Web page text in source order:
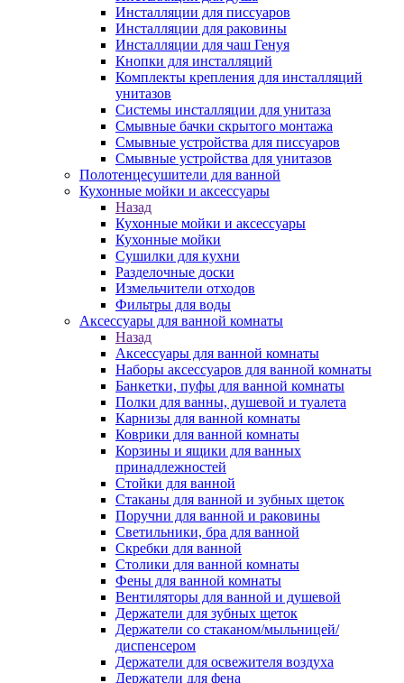
Инсталляции для писсуаров
Инсталляции для раковины
Инсталляции для чаш Генуя
Кнопки для инсталляций
Комплекты крепления для инсталляций
унитазов
Системы инсталляции для унитаза
Смывные бачки скрытого монтажа
Смывные устройства для писсуаров
Смывные устройства для унитазов
Полотенцесушители для ванной
Кухонные мойки и аксессуары
Назад
Кухонные мойки и аксессуары
Кухонные мойки
Сушилки для кухни
Разделочные доски
Измельчители отходов
Фильтры для воды
Аксессуары для ванной комнаты
Назад
Аксессуары для ванной комнаты
Наборы аксессуаров для ванной комнаты
Банкетки, пуфы для ванной комнаты
Полки для ванны, душевой и туалета
Карнизы для ванной комнаты
Коврики для ванной комнаты
Корзины и ящики для ванных
принадлежностей
Стойки для ванной
Стаканы для ванной и зубных щеток
Поручни для ванной и раковины
Светильники, бра для ванной
Скребки для ванной
Столики для ванной комнаты
Фены для ванной комнаты
Вентиляторы для ванной и душевой
Держатели для зубных щеток
Держатели со стаканом/мыльницей/
диспенсером
Держатели для освежителя воздуха
Держатели для фена